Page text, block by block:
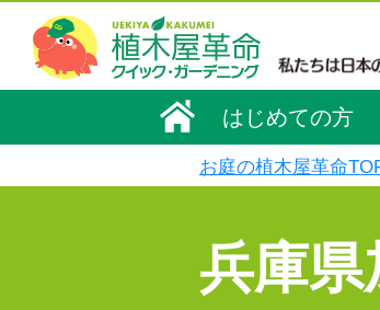
はじめての方
お庭の植木屋革命
兵庫